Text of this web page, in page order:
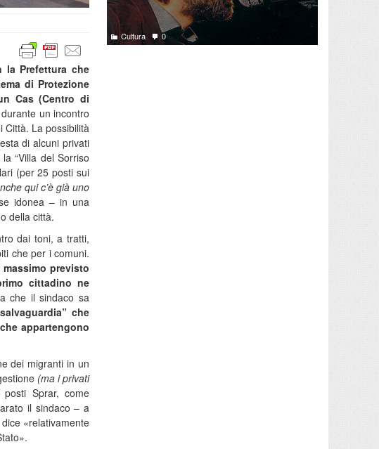
la Prefettura che
di Protezione
Cas (Centro di
un incontro
Città. La possibilità
di alcuni privati
“Villa del Sorriso
(per 25 posti sui
qui c’è già uno
idonea – in una
della città.
dai toni, a tratti,
che per i comuni.
previsto
cittadino ne
che il sindaco sa
che
appartengono
dei migranti in un
(ma i privati
Sprar, come
il sindaco – a
«relativamente
Cultura 0